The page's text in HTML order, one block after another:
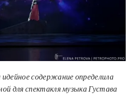
содержание определила
для спектакля музыка Густава